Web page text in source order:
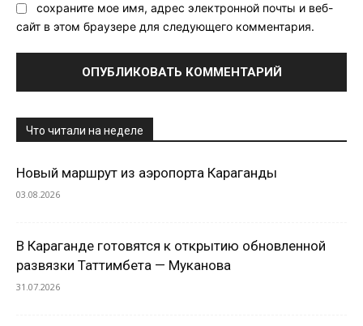
сохраните мое имя, адрес электронной почты и веб-
сайт в этом браузере для следующего комментария.
Что читали на неделе
Новый маршрут из аэропорта Караганды
03.08.2026
В Караганде готовятся к открытию обновленной
развязки Таттимбета — Муканова
31.07.2026